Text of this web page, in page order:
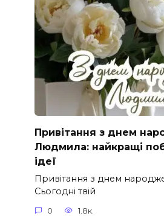
Привітання з днем
Людмила: найкращі
ідеї
Привітання з днем
Сьогодні твій
0 1.8к.